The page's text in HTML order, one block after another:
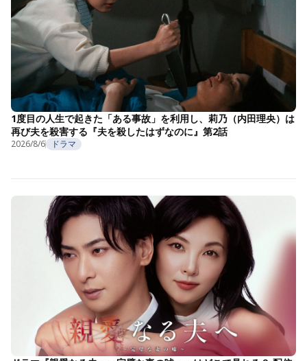
1度目の人生で起きた「ある事故」を利用し、莉乃（内田理央）は
再び夫を殺害する『夫を殺したはずなのに』第2話
2026/8/6 ドラマ